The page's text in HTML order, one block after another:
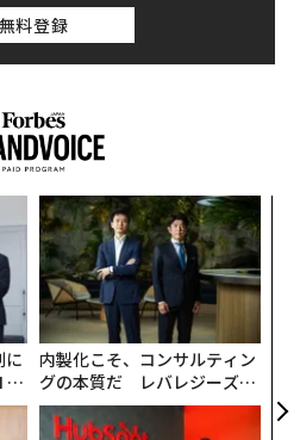
無料登録
に
内製化こそ、コンサルティン
グの本質だ レバレジーズが
実践する、次世代ファームの
全貌